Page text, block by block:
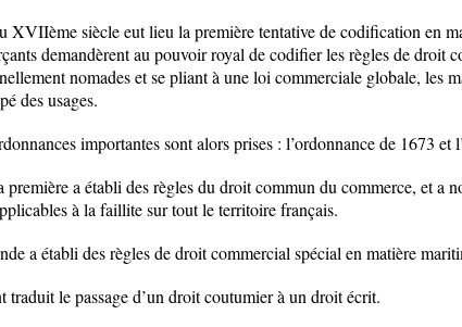
XVIIème siècle eut lieu la première tentative de codification en
demandèrent au pouvoir royal de codifier les règles de droit
nomades et se pliant à une loi commerciale globale, les
des usages.
importantes sont alors prises : l’ordonnance de 1673 et
première a établi des règles du droit commun du commerce, et a
à la faillite sur tout le territoire français.
a établi des règles de droit commercial spécial en matière
traduit le passage d’un droit coutumier à un droit écrit.